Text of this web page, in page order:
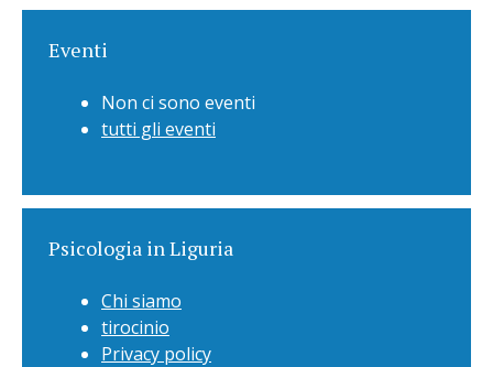
Eventi
Non ci sono eventi
tutti gli eventi
Psicologia in Liguria
Chi siamo
tirocinio
Privacy policy